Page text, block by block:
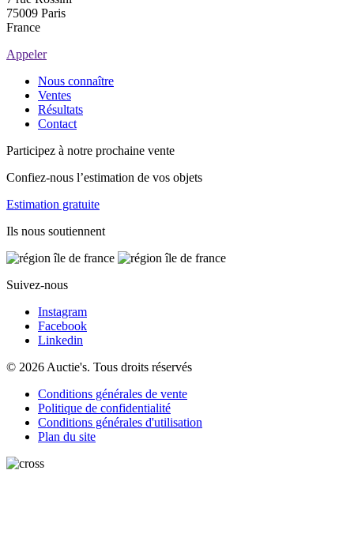
75009 Paris
France
Appeler
Nous connaître
Ventes
Résultats
Contact
Participez à notre prochaine vente
Confiez-nous l’estimation de vos objets
Estimation gratuite
Ils nous soutiennent
Suivez-nous
Instagram
Facebook
Linkedin
© 2026 Auctie's. Tous droits réservés
Conditions générales de vente
Politique de confidentialité
Conditions générales d'utilisation
Plan du site